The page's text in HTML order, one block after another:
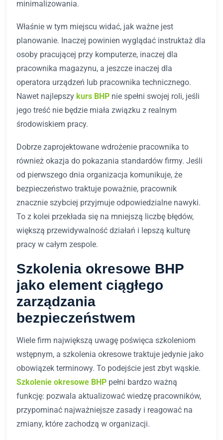
minimalizowania.
Właśnie w tym miejscu widać, jak ważne jest
planowanie. Inaczej powinien wyglądać instruktaż dla
osoby pracującej przy komputerze, inaczej dla
pracownika magazynu, a jeszcze inaczej dla
operatora urządzeń lub pracownika technicznego.
Nawet najlepszy kurs BHP nie spełni swojej roli, jeśli
jego treść nie będzie miała związku z realnym
środowiskiem pracy.
Dobrze zaprojektowane wdrożenie pracownika to
również okazja do pokazania standardów firmy. Jeśli
od pierwszego dnia organizacja komunikuje, że
bezpieczeństwo traktuje poważnie, pracownik
znacznie szybciej przyjmuje odpowiedzialne nawyki.
To z kolei przekłada się na mniejszą liczbę błędów,
większą przewidywalność działań i lepszą kulturę
pracy w całym zespole.
Szkolenia okresowe BHP
jako element ciągłego
zarządzania
bezpieczeństwem
Wiele firm największą uwagę poświęca szkoleniom
wstępnym, a szkolenia okresowe traktuje jedynie jako
obowiązek terminowy. To podejście jest zbyt wąskie.
Szkolenie okresowe BHP pełni bardzo ważną
funkcję: pozwala aktualizować wiedzę pracowników,
przypominać najważniejsze zasady i reagować na
zmiany, które zachodzą w organizacji.